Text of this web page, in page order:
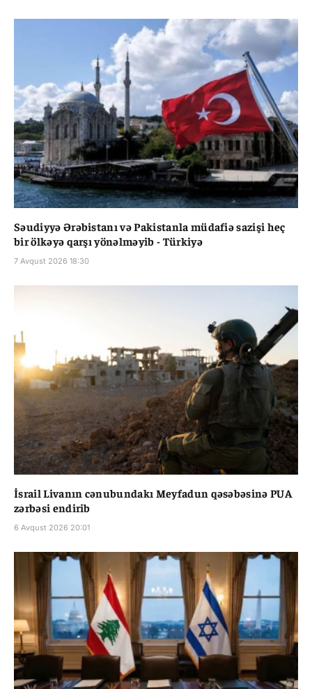
Səudiyyə Ərəbistanı və Pakistanla müdafiə sazişi heç
bir ölkəyə qarşı yönəlməyib - Türkiyə
7 Avqust 2026 18:30
İsrail Livanın cənubundakı Meyfadun qəsəbəsinə PUA
zərbəsi endirib
6 Avqust 2026 20:01